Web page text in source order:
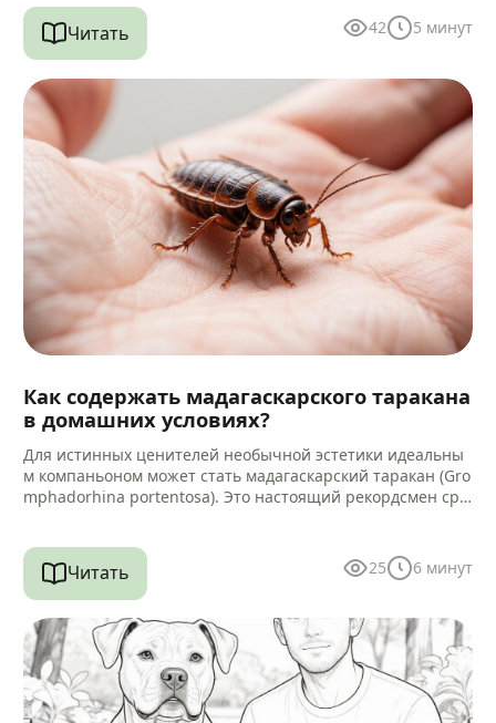
Читать 42 5 минут
Как содержать мадагаскарского таракана
в домашних условиях?
Для истинных ценителей необычной эстетики идеальны
м компаньоном может стать мадагаскарский таракан (Gro
mphadorhina portentosa). Это настоящий рекордсмен сре
Читать 25 6 минут